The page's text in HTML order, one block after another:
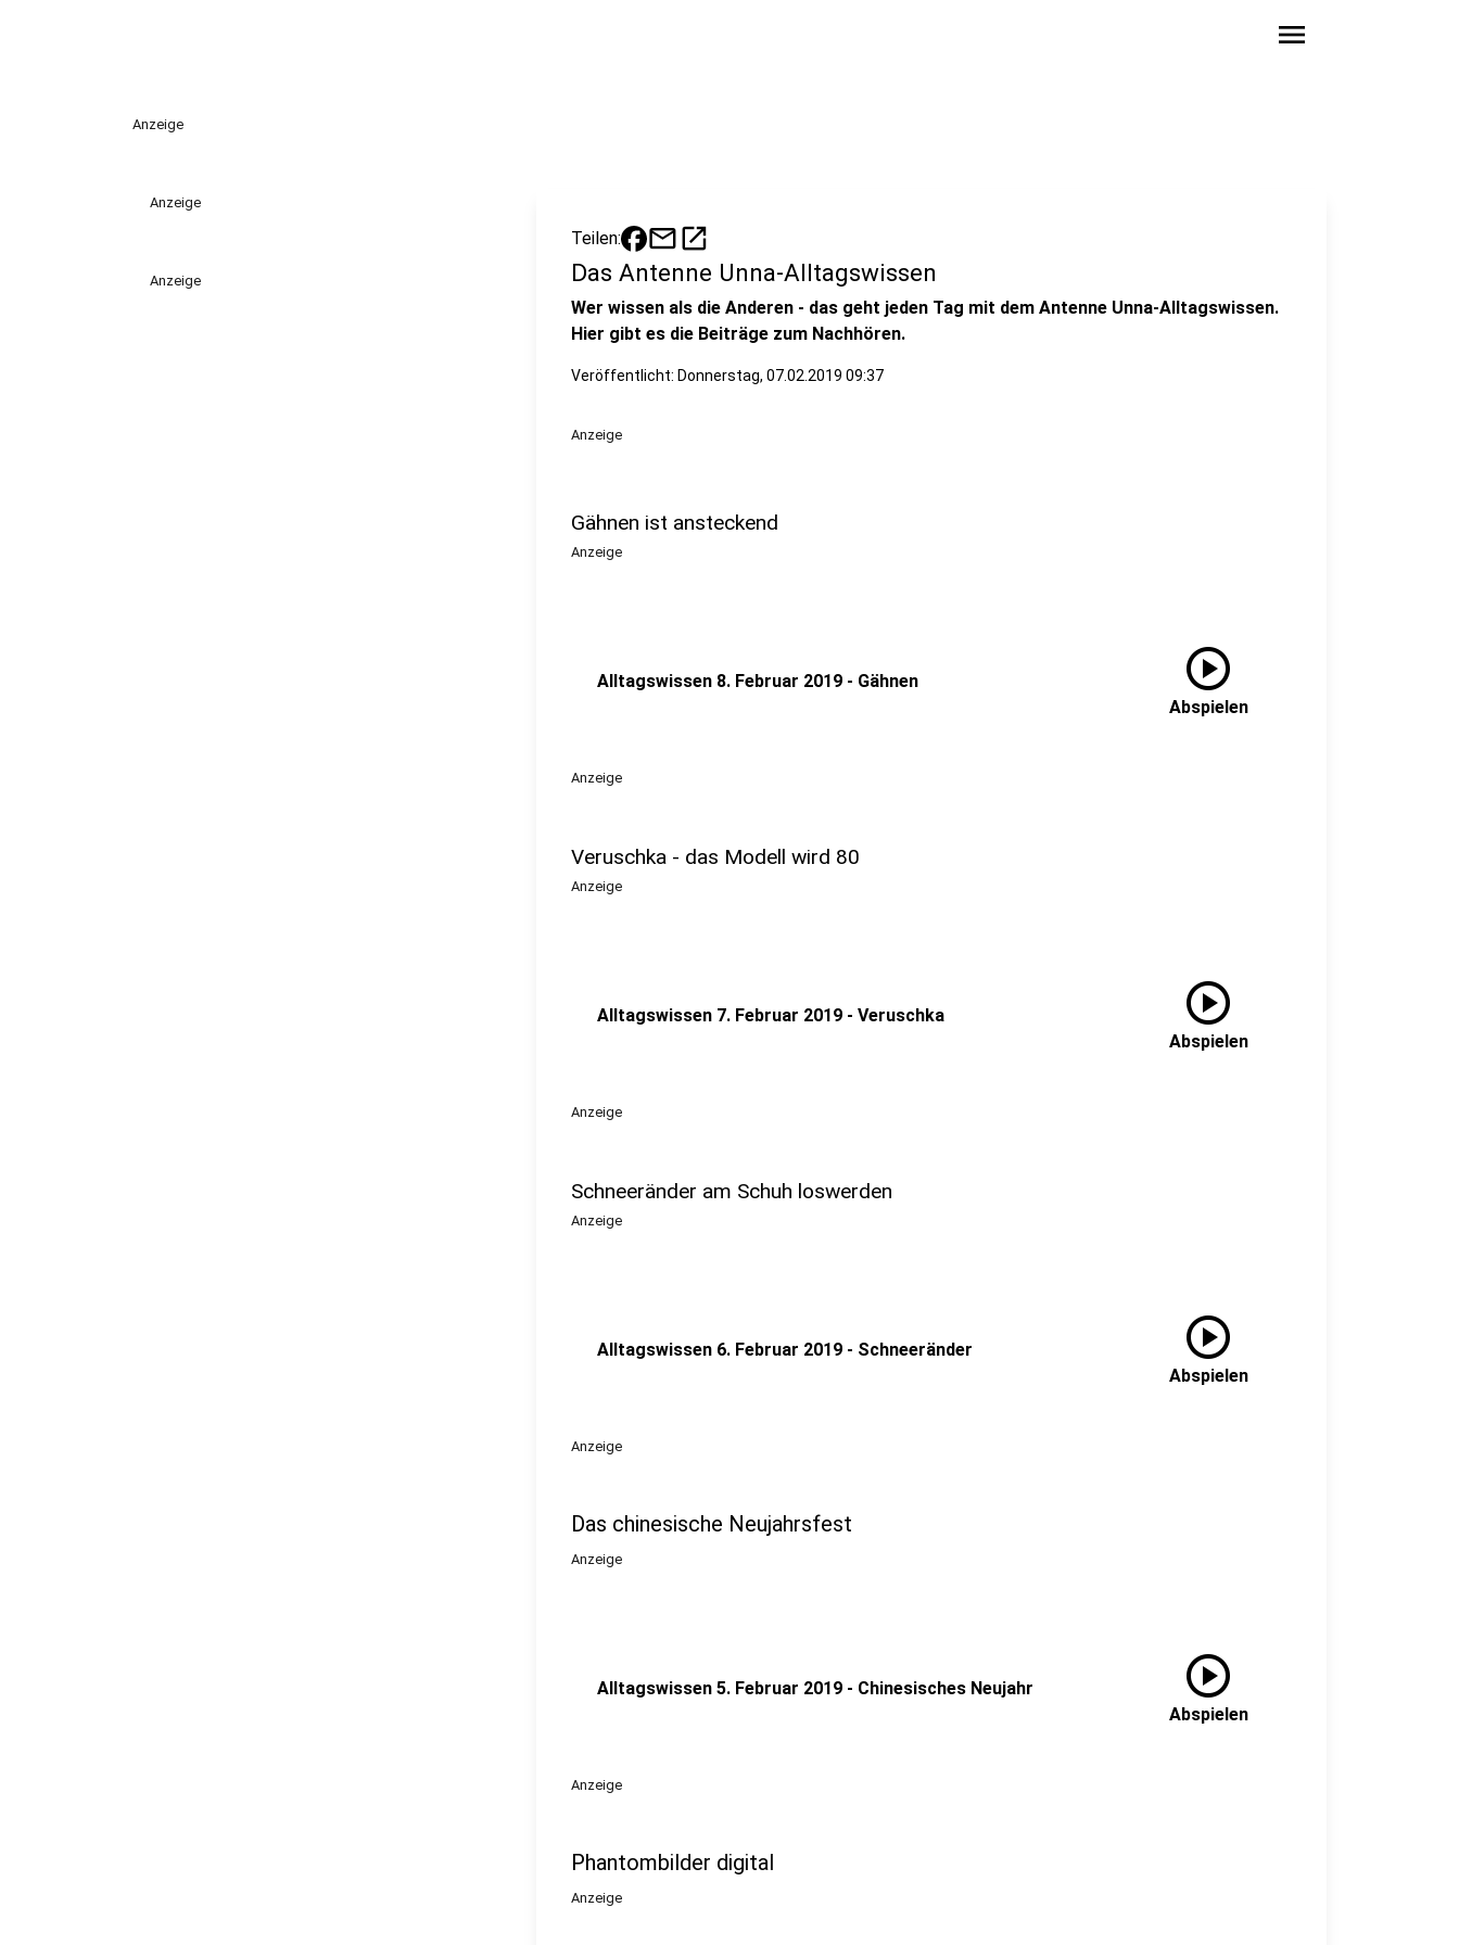
menu
Anzeige
Anzeige
Anzeige
Teilen: mailopen_in_new
Das Antenne Unna-Alltagswissen
Wer wissen als die Anderen - das geht jeden Tag mit dem Antenne Unna-Alltagswissen.
Hier gibt es die Beiträge zum Nachhören.
Veröffentlicht: Donnerstag, 07.02.2019 09:37
Anzeige
Gähnen ist ansteckend
Anzeige
Alltagswissen 8. Februar 2019 - Gähnen play_circle
Abspielen
Anzeige
Veruschka - das Modell wird 80
Anzeige
Alltagswissen 7. Februar 2019 - Veruschka play_circle
Abspielen
Anzeige
Schneeränder am Schuh loswerden
Anzeige
Alltagswissen 6. Februar 2019 - Schneeränder play_circle
Abspielen
Anzeige
Das chinesische Neujahrsfest
Anzeige
Alltagswissen 5. Februar 2019 - Chinesisches Neujahr play_circle
Abspielen
Anzeige
Phantombilder digital
Anzeige